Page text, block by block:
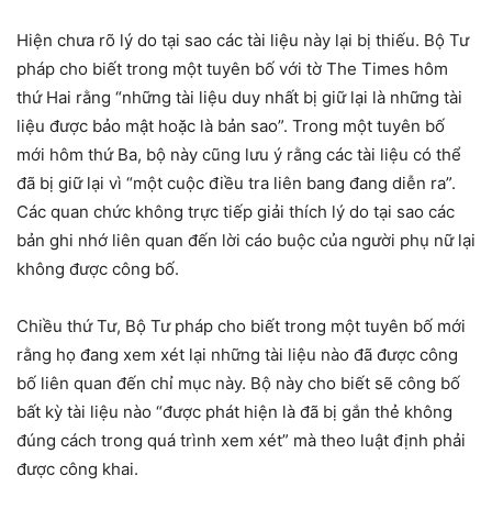
Hiện chưa rõ lý do tại sao các tài liệu này lại bị thiếu. Bộ Tư
pháp cho biết trong một tuyên bố với tờ The Times hôm
thứ Hai rằng “những tài liệu duy nhất bị giữ lại là những tài
liệu được bảo mật hoặc là bản sao”. Trong một tuyên bố
mới hôm thứ Ba, bộ này cũng lưu ý rằng các tài liệu có thể
đã bị giữ lại vì “một cuộc điều tra liên bang đang diễn ra”.
Các quan chức không trực tiếp giải thích lý do tại sao các
bản ghi nhớ liên quan đến lời cáo buộc của người phụ nữ lại
không được công bố.
Chiều thứ Tư, Bộ Tư pháp cho biết trong một tuyên bố mới
rằng họ đang xem xét lại những tài liệu nào đã được công
bố liên quan đến chỉ mục này. Bộ này cho biết sẽ công bố
bất kỳ tài liệu nào “được phát hiện là đã bị gắn thẻ không
đúng cách trong quá trình xem xét” mà theo luật định phải
được công khai.